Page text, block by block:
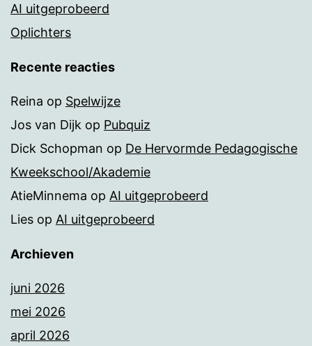
AI uitgeprobeerd
Oplichters
Recente reacties
Reina op Spelwijze
Jos van Dijk op Pubquiz
Dick Schopman op De Hervormde Pedagogische
Kweekschool/Akademie
AtieMinnema op AI uitgeprobeerd
Lies op AI uitgeprobeerd
Archieven
juni 2026
mei 2026
april 2026